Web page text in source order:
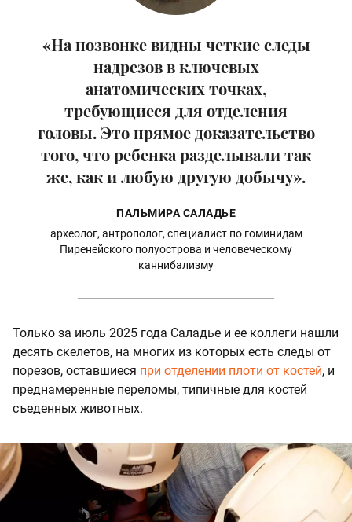
«На позвонке видны четкие следы
надрезов в ключевых
анатомических точках,
требующиеся для отделения
головы. Это прямое доказательство
того, что ребенка разделывали так
же, как и любую другую добычу».
ПАЛЬМИРА САЛАДЬЕ
археолог, антрополог, специалист по гоминидам
Пиренейского полуострова и человеческому
каннибализму
Только за июль 2025 года Саладье и ее коллеги нашли
десять скелетов, на многих из которых есть следы от
порезов, оставшиеся при отделении плоти от костей, и
преднамеренные переломы, типичные для костей
съеденных животных.